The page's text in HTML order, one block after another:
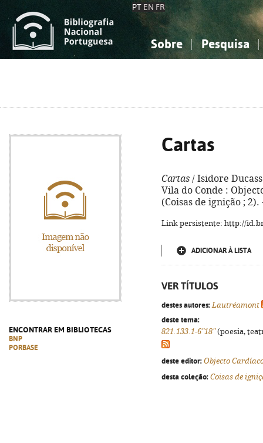
PT EN FR
Sobre Pesquisa
ENCONTRAR EM BIBLIOTECAS
BNP
PORBASE
Cartas
Cartas / Isidore
Vila do Conde :
(Coisas de ignição ; 2).
Link persistente: http://
ADICIONAR À LISTA
VER TÍTULOS
destes autores: Lautréamont
deste tema:
821.133.1-6"18"(poesia,
deste editor: Objecto
desta coleção: Coisas de